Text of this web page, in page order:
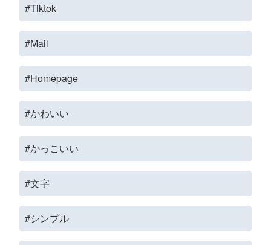
#Tiktok
#Mail
#Homepage
#かわいい
#かっこいい
#文字
#シンプル